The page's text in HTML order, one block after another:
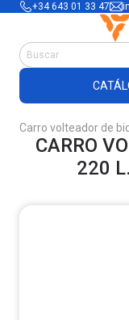
+34 643 01 33 47
Carro volteador de
CARRO
220